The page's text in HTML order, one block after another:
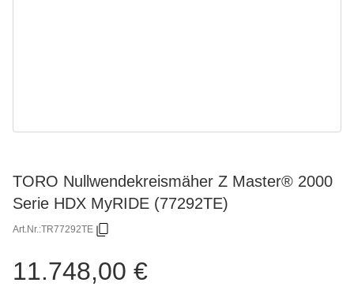
TORO Nullwendekreismäher Z Master® 2000
Serie HDX MyRIDE (77292TE)
Art.Nr.:TR77292TE
11.748,00 €